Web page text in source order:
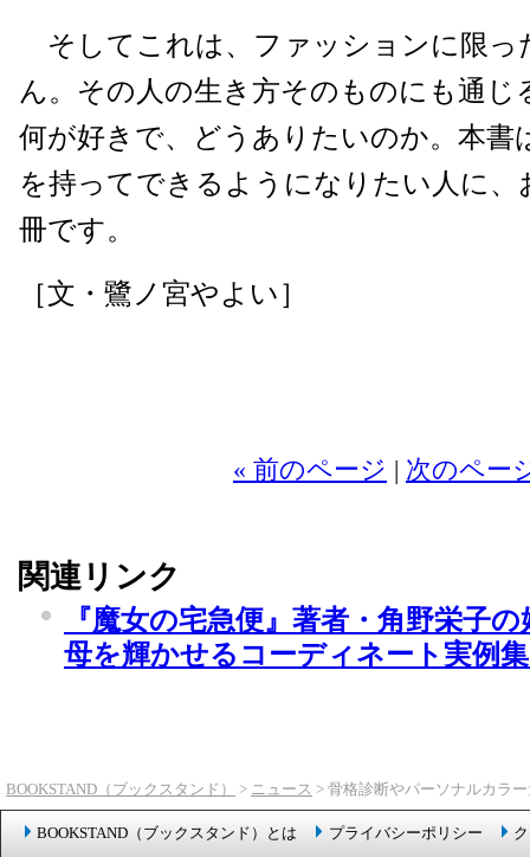
そしてこれは、ファッションに限っ
ん。その人の生き方そのものにも通じ
何が好きで、どうありたいのか。本書
を持ってできるようになりたい人に
冊です。
［文・鷺ノ宮やよい］
« 前のページ | 次のペー
関連リンク
『魔女の宅急便』著者・角野栄子
母を輝かせるコーディネート実
BOOKSTAND（ブックスタンド） > ニュース > 骨格診断やパーソナルカラ
BOOKSTAND（ブックスタンド）とは プライバシーポリシー